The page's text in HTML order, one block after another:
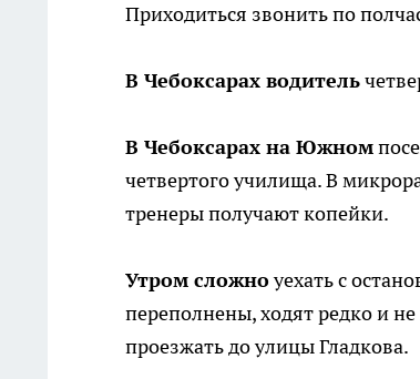
Приходиться звонить по
В Чебоксарах водитель
В Чебоксарах на Южном
четвертого училища. В
тренеры получают копейки.
Утром сложноуехать с
переполнены, ходят редко и
проезжать до улицы Гладкова.